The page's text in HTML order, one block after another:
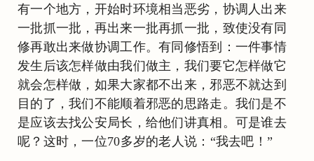
有一个地方，开始时环境相当恶劣，协调人出来
一批抓一批，再出来一批再抓一批，致使没有同
修再敢出来做协调工作。有同修悟到：一件事情
发生后该怎样做由我们做主，我们要它怎样做它
就会怎样做，如果大家都不出来，邪恶不就达到
目的了，我们不能顺着邪恶的思路走。我们是不
是应该去找公安局长，给他们讲真相。可是谁去
呢？这时，一位70多岁的老人说：“我去吧！”